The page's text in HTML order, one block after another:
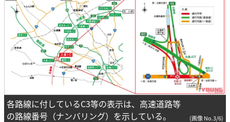
各路線に付しているC3等の表示は、高速道路等
の路線番号（ナンバリング）を示している。
(画像 No.3/6)